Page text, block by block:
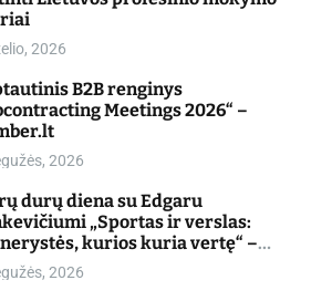
2026
B2B renginys
Meetings 2026“ –
2026
durų diena su Edgaru
„Sportas ir verslas:
kurios kuria vertę“ –
2026